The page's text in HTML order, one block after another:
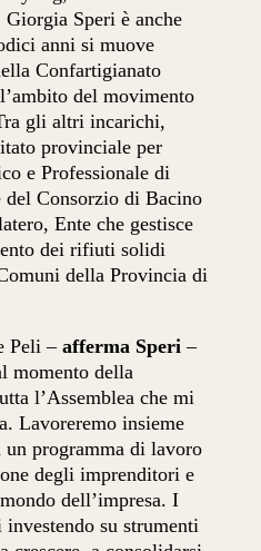
Giorgia Speri è anche
anni si muove
Confartigianato
del movimento
gli altri incarichi,
provinciale per
e Professionale di
del Consorzio di Bacino
Ente che gestisce
dei rifiuti solidi
della Provincia di
Peli –afferma Speri –
momento della
l’Assemblea che mi
Lavoreremo insieme
un programma di lavoro
degli imprenditori e
dell’impresa. I
su strumenti